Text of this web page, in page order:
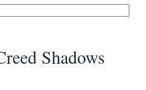
Shadows